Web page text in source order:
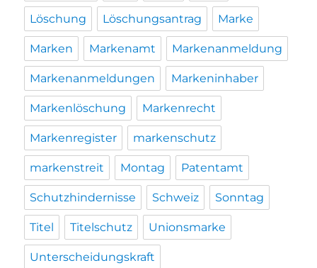
Löschung Löschungsantrag Marke
Marken Markenamt Markenanmeldung
Markenanmeldungen Markeninhaber
Markenlöschung Markenrecht
Markenregister markenschutz
markenstreit Montag Patentamt
Schutzhindernisse Schweiz Sonntag
Titel Titelschutz Unionsmarke
Unterscheidungskraft